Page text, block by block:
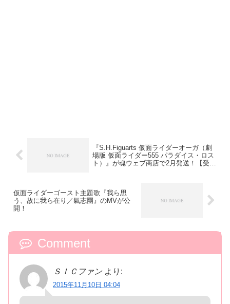
『S.H.Figuarts 仮面ライダーオーガ（劇
場版 仮面ライダー555 パラダイス・ロス
ト）』が魂ウェブ商店で2月発送！【受付
仮面ライダーゴースト主題歌『我ら思
う、故に我ら在り／氣志團』のMVが公
開！
Comment
ＳＩＣファン より:
2015年11月10日 04:04